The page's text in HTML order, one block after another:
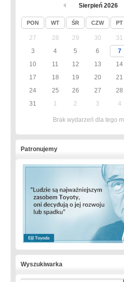
Sierpień 2026
PON WT ŚR CZW PT
27 28 29 30 31
3
4 5 6 7
10
11 12 13 14
17
18 19 20 21
24
25 26 27 28
31
1 2 3 4
Brak wydarzeń dla tego
Patronujemy
Wyszukiwarka